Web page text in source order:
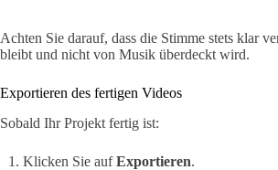
Achten Sie darauf, dass die Stimme stets klar
bleibt und nicht von Musik überdeckt wird.
Exportieren des fertigen Videos
Sobald Ihr Projekt fertig ist:
Klicken Sie aufExportieren.